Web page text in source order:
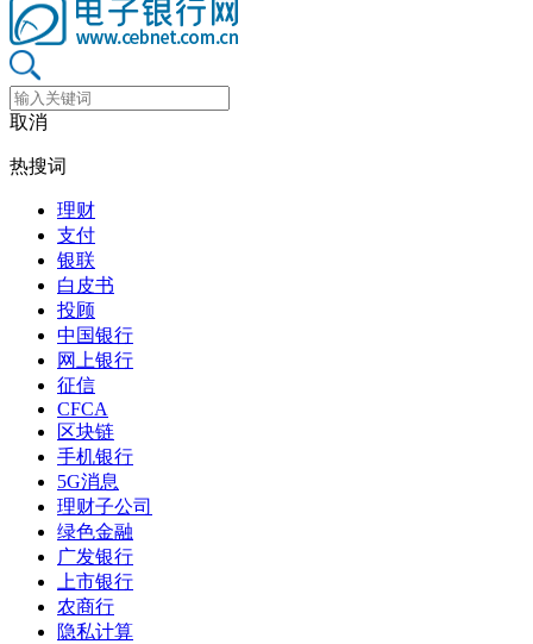
取消
热搜词
理财
支付
银联
白皮书
投顾
中国银行
网上银行
征信
CFCA
区块链
手机银行
5G消息
理财子公司
绿色金融
广发银行
上市银行
农商行
隐私计算